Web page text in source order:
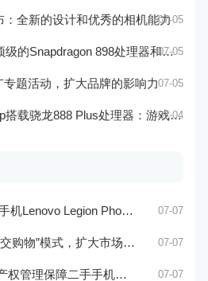
：全新的设计和优秀的相机能力07-05
898处理器和高品质视觉体验07-05
专题活动，扩大品牌的影响力07-05
骁龙888 Plus处理器：游戏性能更佳07-04
Legion Phone 3 Pro 07-07
，扩大市场的社会影响力和威望度 07-07
手机市场的知识产权安全和市场稳定 07-07